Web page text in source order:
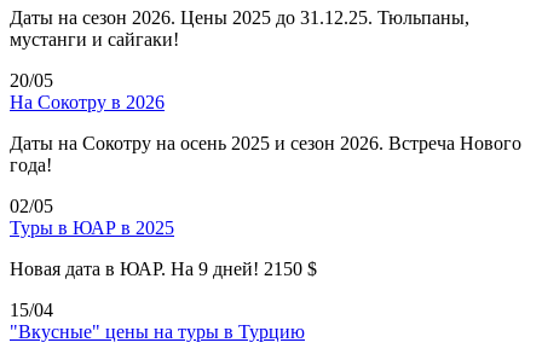
Даты на сезон 2026. Цены 2025 до 31.12.25. Тюльпаны,
мустанги и сайгаки!
20/05
На Сокотру в 2026
Даты на Сокотру на осень 2025 и сезон 2026. Встреча Нового
года!
02/05
Туры в ЮАР в 2025
Новая дата в ЮАР. На 9 дней! 2150 $
15/04
"Вкусные" цены на туры в Турцию